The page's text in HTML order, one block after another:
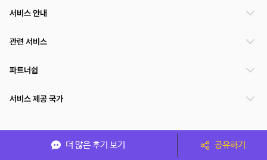
더 많은 후기 보기 공유하기
서비스 안내
관련 서비스
파트너쉽
서비스 제공 국가
(주)NSPACE 사업자정보